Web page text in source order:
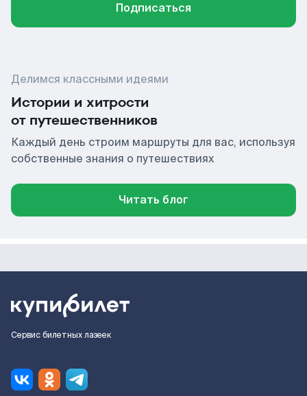
Подписаться
Делимся классными идеями
Истории и хитрости
от путешественников
Каждый день строим маршруты для вас, используя
собственные знания о путешествиях
Читать блог
Сервис билетных лазеек